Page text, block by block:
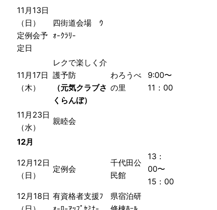
11月13日
（日）
定例会予
定日
四街道会場 ｳ
ｫ-ｸﾗﾘ-
11月17日
（木）
レクで楽しく介
護予防
（元気クラブさ
くらんぼ）
わろうべ
の里
9:00〜
11：00
11月23日
（水）
親睦会
12月
12月12日
（日）
定例会
千代田公
民館
13：
00〜
15：00
12月18日 有資格者支援ﾌ
県宿泊研